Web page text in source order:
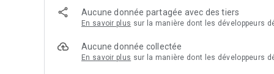
Elucid est une entreprise solidaire de presse
et notre pérennité sont assurés par les abonnements
libre, et indépendante de toute influence extérieure.
Notre traitement de l’information, appuyé sur la
facilite la compréhension de sujets complexes et offre
Aucune donnée partagée avec des tiers
En savoir plus sur la manière dont les développeurs
Aucune donnée collectée
En savoir plus sur la manière dont les développeurs